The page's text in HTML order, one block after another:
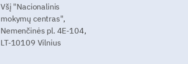
Všį "Nacionalinis
mokymų centras",
Nemenčinės pl. 4E-104,
LT-10109 Vilnius